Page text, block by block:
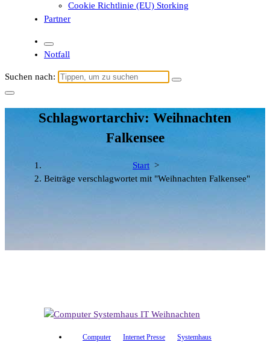
Cookie Richtlinie (EU) Storking
Partner
Notfall
Suchen nach:
Schlagwortarchiv: Weihnachten
Falkensee
Start >
Beiträge verschlagwortet mit "Weihnachten Falkensee"
Computer Internet Presse Systemhaus